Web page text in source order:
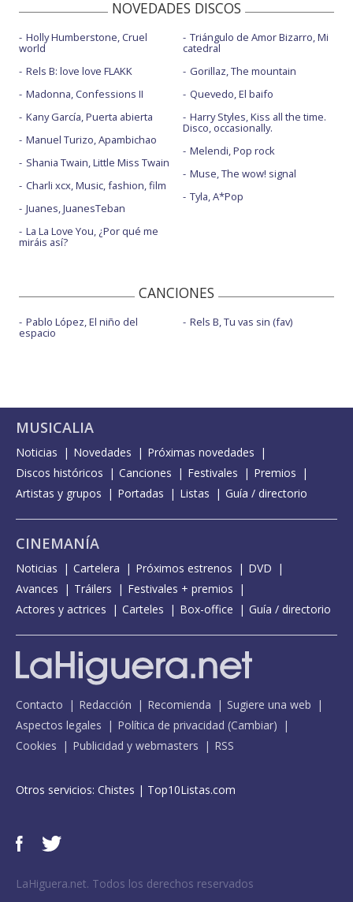
NOVEDADES DISCOS
Holly Humberstone, Cruel
world
Rels B: love love FLAKK
Madonna, Confessions II
Kany García, Puerta abierta
Manuel Turizo, Apambichao
Shania Twain, Little Miss Twain
Charli xcx, Music, fashion, film
Juanes, JuanesTeban
La La Love You, ¿Por qué me
miráis así?
Triángulo de Amor Bizarro, Mi
catedral
Gorillaz, The mountain
Quevedo, El baifo
Harry Styles, Kiss all the time.
Disco, occasionally.
Melendi, Pop rock
Muse, The wow! signal
Tyla, A*Pop
CANCIONES
Pablo López, El niño del
espacio
Rels B, Tu vas sin (fav)
MUSICALIA
Noticias Novedades
Próximas novedades
Discos históricos
Canciones Festivales
Premios
Artistas y grupos
Portadas Listas Guía / directorio
CINEMANÍA
Noticias Cartelera Próximos estrenos
DVD
Avances
Tráilers
Festivales + premios
Actores y actrices
Carteles Box-office Guía / directorio
Contacto Redacción Recomienda
Sugiere una web
Aspectos legales
Política de privacidad (Cambiar)
Cookies
Publicidad y webmasters RSS
Otros servicios: Chistes | Top10Listas.com
LaHiguera.net. Todos los derechos reservados